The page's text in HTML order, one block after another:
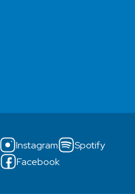
Instagram
Spotify
Facebook